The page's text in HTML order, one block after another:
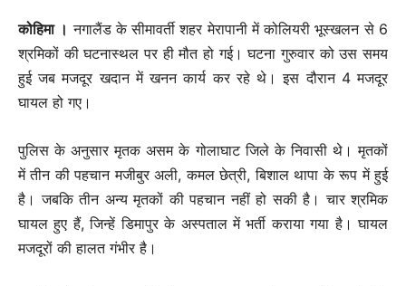
कोहिमा । नगालैंड के सीमावर्ती शहर मेरापानी में कोलियरी भूस्खलन से 6
श्रमिकों की घटनास्थल पर ही मौत हो गई। घटना गुरुवार को उस समय
हुई जब मजदूर खदान में खनन कार्य कर रहे थे। इस दौरान 4 मजदूर
घायल हो गए।
पुलिस के अनुसार मृतक असम के गोलाघाट जिले के निवासी थे। मृतकों
में तीन की पहचान मजीबुर अली, कमल छेत्री, बिशाल थापा के रूप में हुई
है। जबकि तीन अन्य मृतकों की पहचान नहीं हो सकी है। चार श्रमिक
घायल हुए हैं, जिन्हें डिमापुर के अस्पताल में भर्ती कराया गया है। घायल
मजदूरों की हालत गंभीर है।